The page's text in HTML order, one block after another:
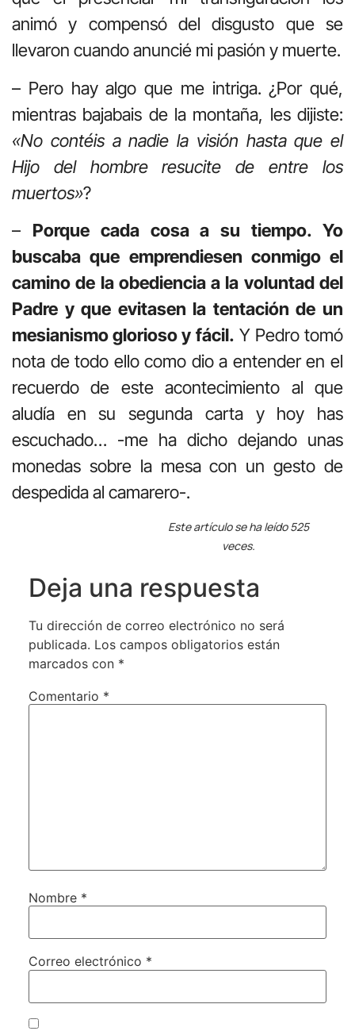
animó y compensó del disgusto que se
llevaron cuando anuncié mi pasión y muerte.
– Pero hay algo que me intriga. ¿Por qué,
mientras bajabais de la montaña, les dijiste:
«No contéis a nadie la visión hasta que el
Hijo del hombre resucite de entre los
muertos»?
– Porque cada cosa a su tiempo. Yo
buscaba que emprendiesen conmigo el
camino de la obediencia a la voluntad del
Padre y que evitasen la tentación de un
mesianismo glorioso y fácil. Y Pedro tomó
nota de todo ello como dio a entender en el
recuerdo de este acontecimiento al que
aludía en su segunda carta y hoy has
escuchado… -me ha dicho dejando unas
monedas sobre la mesa con un gesto de
despedida al camarero-.
Este artículo se ha leído 525
veces.
Deja una respuesta
Tu dirección de correo electrónico no será
publicada. Los campos obligatorios están
marcados con *
Comentario *
Nombre *
Correo electrónico *